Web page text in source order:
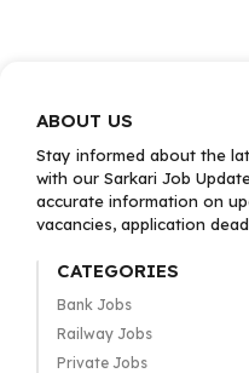
ABOUT US
Stay informed about the
with our Sarkari Job
accurate information on
vacancies, application
CATEGORIES
Bank Jobs
Railway Jobs
Private Jobs